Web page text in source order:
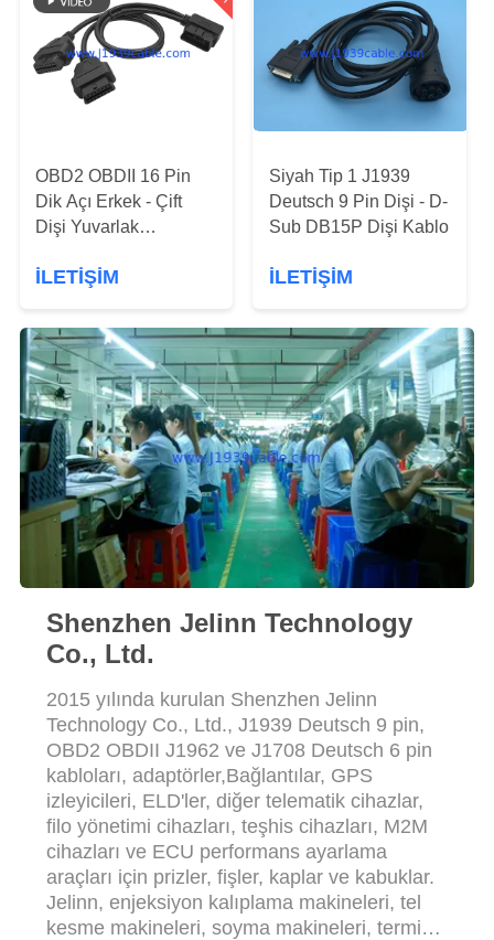
KONTROL
BIZIMLE
ILETIŞIME
BIR
ISTEĞI
SITE
HARITASI
PRIVACY
POLICY
OBD2 OBDII 16 Pin
Dik Açı Erkek - Çift
Dişi Yuvarlak
İLETIŞIM
Siyah Tip 1 J1939
Deutsch 9 Pin Dişi - D-
Sub DB15P Dişi Kablo
İLETIŞIM
Shenzhen Jelinn Technology
Co., Ltd.
2015 yılında kurulan Shenzhen Jelinn
Technology Co., Ltd., J1939 Deutsch 9 pin,
OBD2 OBDII J1962 ve J1708 Deutsch 6 pin
kabloları, adaptörler,Bağlantılar, GPS
izleyicileri, ELD'ler, diğer telematik cihazlar,
filo yönetimi cihazları, teşhis cihazları, M2M
cihazları ve ECU performans ayarlama
araçları için prizler, fişler, kaplar ve kabuklar.
Jelinn, enjeksiyon kalıplama makineleri, tel
kesme makineleri, soyma makineleri, terminal